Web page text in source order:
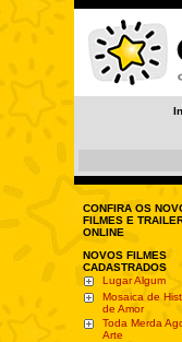
CONFIRA OS
FILMES E
ONLINE
NOVOS FILMES
CADASTRADOS
Lugar Algum
Mosaica de
de Amor
Toda Merda
Arte